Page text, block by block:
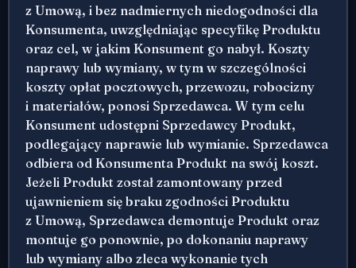
z Umową, i bez nadmiernych niedogodności dla
Konsumenta, uwzględniając specyfikę Produktu
oraz cel, w jakim Konsument go nabył. Koszty
naprawy lub wymiany, w tym w szczególności
koszty opłat pocztowych, przewozu, robocizny
i materiałów, ponosi Sprzedawca. W tym celu
Konsument udostępni Sprzedawcy Produkt,
podlegający naprawie lub wymianie. Sprzedawca
odbiera od Konsumenta Produkt na swój koszt.
Jeżeli Produkt został zamontowany przed
ujawnieniem się braku zgodności Produktu
z Umową, Sprzedawca demontuje Produkt oraz
montuje go ponownie, po dokonaniu naprawy
lub wymiany albo zleca wykonanie tych